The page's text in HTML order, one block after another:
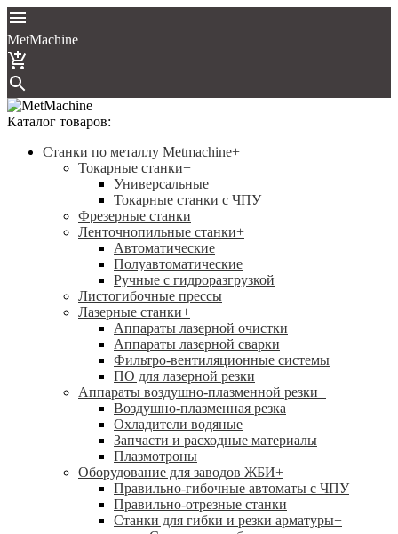
MetMachine
Каталог товаров:
Станки по металлу Metmachine+
Токарные станки+
Универсальные
Токарные станки с ЧПУ
Фрезерные станки
Ленточнопильные станки+
Автоматические
Полуавтоматические
Ручные с гидроразгрузкой
Листогибочные прессы
Лазерные станки+
Аппараты лазерной очистки
Аппараты лазерной сварки
Фильтро-вентиляционные системы
ПО для лазерной резки
Аппараты воздушно-плазменной резки+
Воздушно-плазменная резка
Охладители водяные
Запчасти и расходные материалы
Плазмотроны
Оборудование для заводов ЖБИ+
Правильно-гибочные автоматы с ЧПУ
Правильно-отрезные станки
Станки для гибки и резки арматуры+